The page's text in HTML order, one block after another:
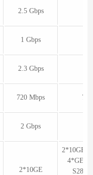
2.5 Gbps
1 Gbps
2.3 Gbps
720 Mbps
2 Gbps
2*10GE
2*10GE
4*GE电